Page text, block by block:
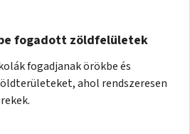
fogadott zöldfelületek
fogadjanak örökbe és
ahol rendszeresen